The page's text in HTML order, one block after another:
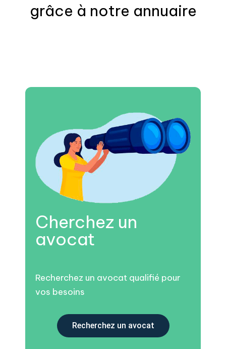
grâce à notre annuaire
Cherchez un
avocat
Recherchez un avocat qualifié pour
vos besoins
Recherchez un avocat